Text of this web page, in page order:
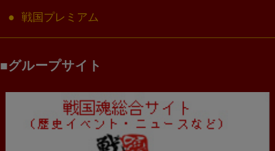
戦国プレミアム
グループサイト